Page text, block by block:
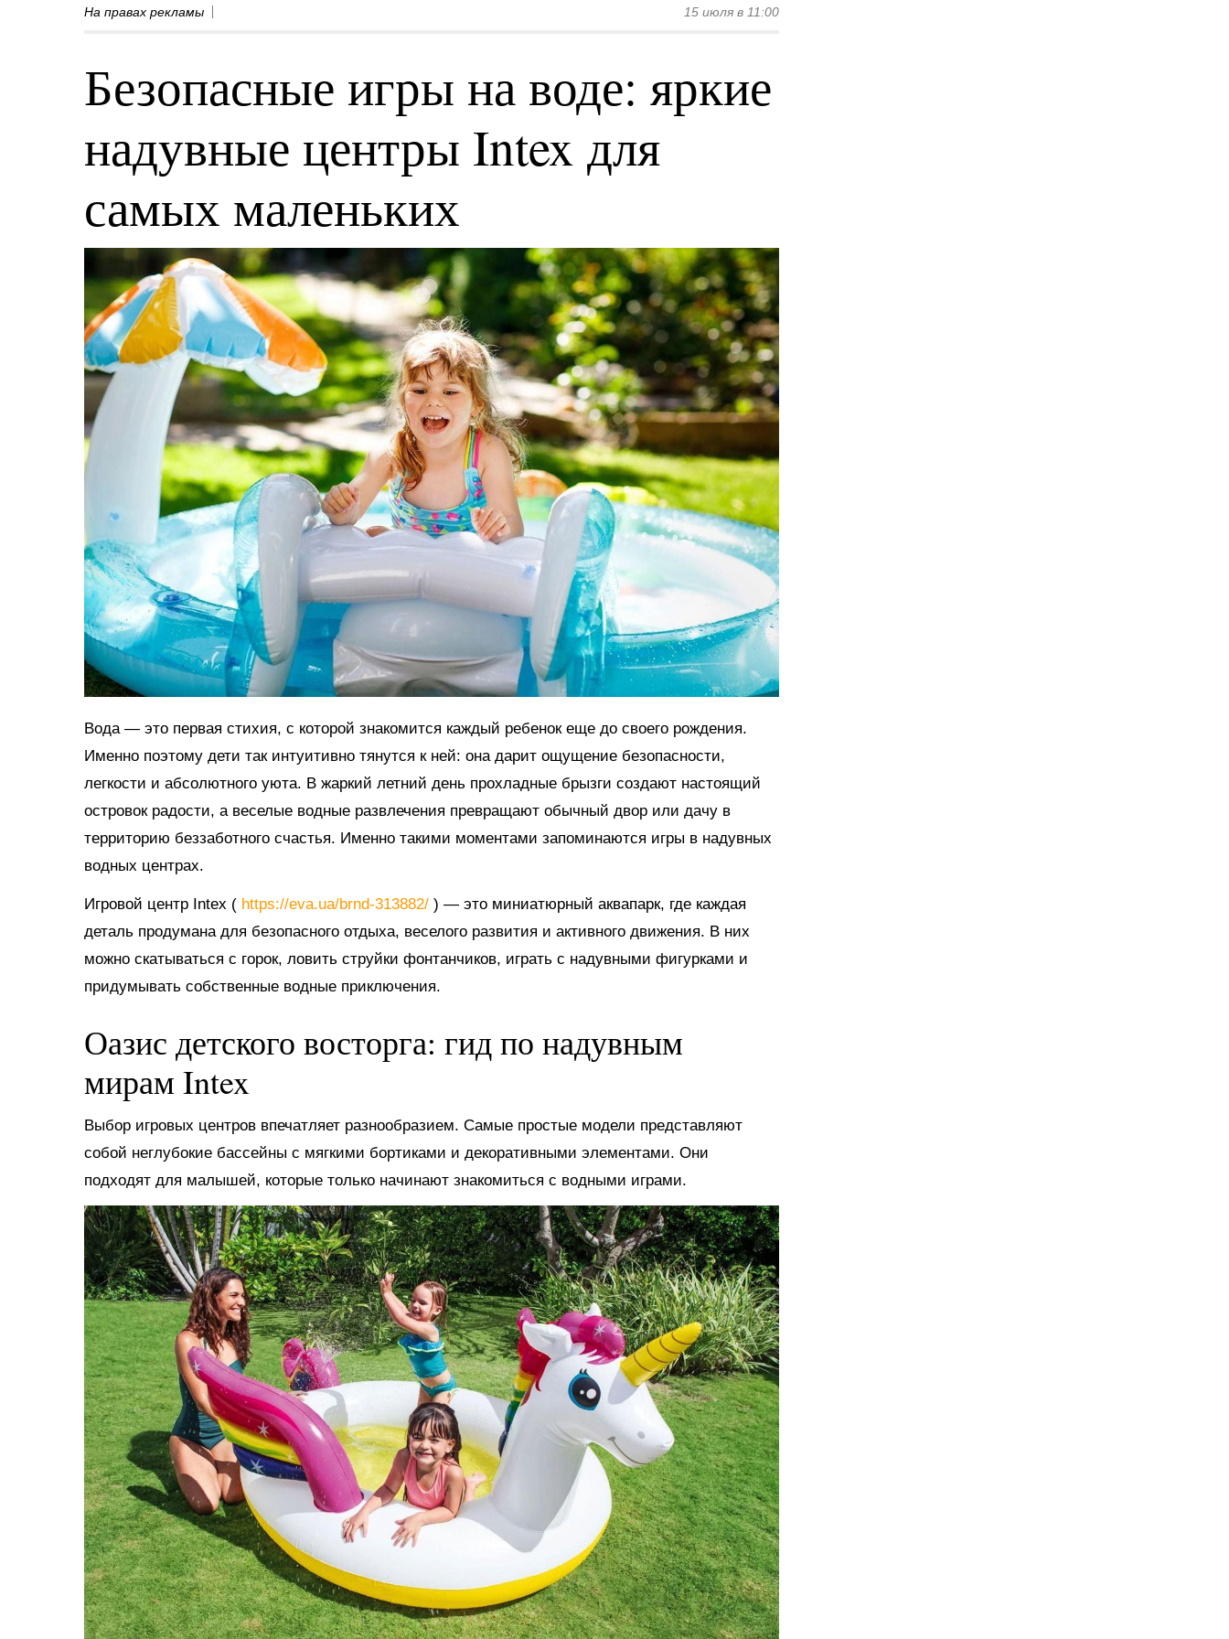
На правах рекламы 15 июля в 11:00
Безопасные игры на воде: яркие
надувные центры Intex для
самых маленьких
Вода — это первая стихия, с которой знакомится каждый ребенок еще до своего рождения.
Именно поэтому дети так интуитивно тянутся к ней: она дарит ощущение безопасности,
легкости и абсолютного уюта. В жаркий летний день прохладные брызги создают настоящий
островок радости, а веселые водные развлечения превращают обычный двор или дачу в
территорию беззаботного счастья. Именно такими моментами запоминаются игры в надувных
водных центрах.
Игровой центр Intex ( https://eva.ua/brnd-313882/ ) — это миниатюрный аквапарк, где каждая
деталь продумана для безопасного отдыха, веселого развития и активного движения. В них
можно скатываться с горок, ловить струйки фонтанчиков, играть с надувными фигурками и
придумывать собственные водные приключения.
Оазис детского восторга: гид по надувным
мирам Intex
Выбор игровых центров впечатляет разнообразием. Самые простые модели представляют
собой неглубокие бассейны с мягкими бортиками и декоративными элементами. Они
подходят для малышей, которые только начинают знакомиться с водными играми.